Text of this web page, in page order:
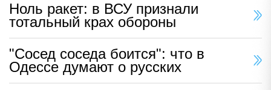
Ноль ракет: в ВСУ признали
тотальный крах обороны
"Сосед соседа боится": что в
Одессе думают о русских